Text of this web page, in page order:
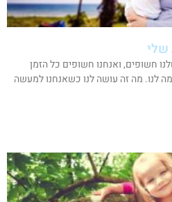
חשופים, ואנחנו חשופים כל הזמן
לנו. מה זה עושה לנו כשאנחנו למעשה